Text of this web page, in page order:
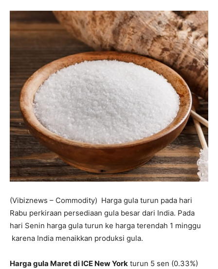
(Vibiznews – Commodity) Harga gula turun pada hari
Rabu perkiraan persediaan gula besar dari India. Pada
hari Senin harga gula turun ke harga terendah 1 minggu
karena India menaikkan produksi gula.
Harga gula Maret di ICE New York turun 5 sen (0.33%)